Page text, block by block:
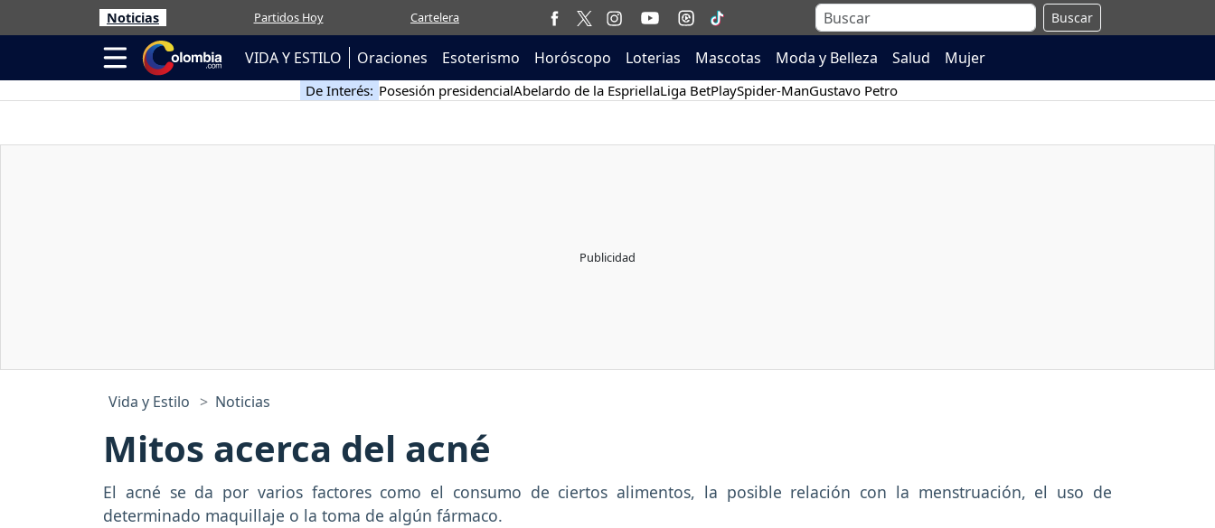
Noticias Partidos Hoy Cartelera Buscar
VIDA Y ESTILO Oraciones Esoterismo Horóscopo Loterias Mascotas Moda y Belleza Salud Mujer
De Interés: Posesión presidencialAbelardo de la EspriellaLiga BetPlaySpider-ManGustavo Petro
Vida y Estilo Noticias
Mitos acerca del acné
El acné se da por varios factores como el consumo de ciertos alimentos, la posible relación con la menstruación, el uso de
determinado maquillaje o la toma de algún fármaco.